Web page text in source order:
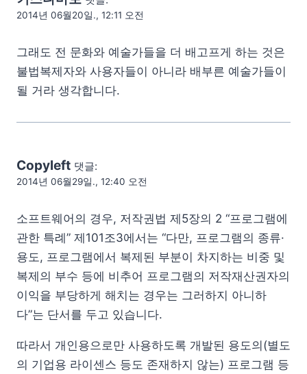
2014년 06월20일., 12:11 오전
그래도 전 문화와 예술가들을 더 배고프게 하는 것은
불법복제자와 사용자들이 아니라 배부른 예술가들이
될 거라 생각합니다.
Copyleft 댓글:
2014년 06월29일., 12:40 오전
소프트웨어의 경우, 저작권법 제5장의 2 “프로그램에
관한 특례” 제101조3에서는 “다만, 프로그램의 종류·
용도, 프로그램에서 복제된 부분이 차지하는 비중 및
복제의 부수 등에 비추어 프로그램의 저작재산권자의
이익을 부당하게 해치는 경우는 그러하지 아니하
다”는 단서를 두고 있습니다.
따라서 개인용으로만 사용하도록 개발된 용도의(별도
의 기업용 라이센스 등도 존재하지 않는) 프로그램 등